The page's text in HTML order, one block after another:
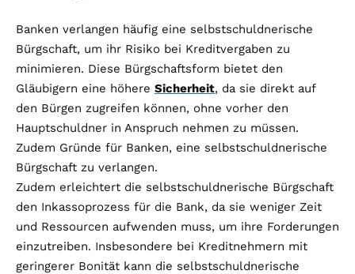
Banken verlangen häufig eine selbstschuldnerische
Bürgschaft, um ihr Risiko bei Kreditvergaben zu
minimieren. Diese Bürgschaftsform bietet den
Gläubigern eine höhere Sicherheit, da sie direkt auf
den Bürgen zugreifen können, ohne vorher den
Hauptschuldner in Anspruch nehmen zu müssen.
Zudem Gründe für Banken, eine selbstschuldnerische
Bürgschaft zu verlangen.
Zudem erleichtert die selbstschuldnerische Bürgschaft
den Inkassoprozess für die Bank, da sie weniger Zeit
und Ressourcen aufwenden muss, um ihre Forderungen
einzutreiben. Insbesondere bei Kreditnehmern mit
geringerer Bonität kann die selbstschuldnerische